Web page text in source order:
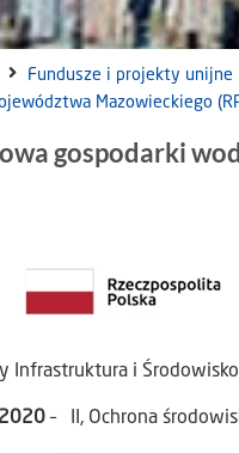
Fundusze i projekty unijne
Mazowieckiego
gospodarki
Infrastruktura i
2020– II, Ochrona